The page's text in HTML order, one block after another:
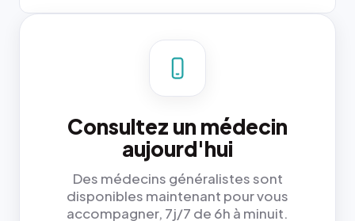
Consultez un médecin
aujourd'hui
Des médecins généralistes sont
disponibles maintenant pour vous
accompagner, 7j/7 de 6h à minuit.